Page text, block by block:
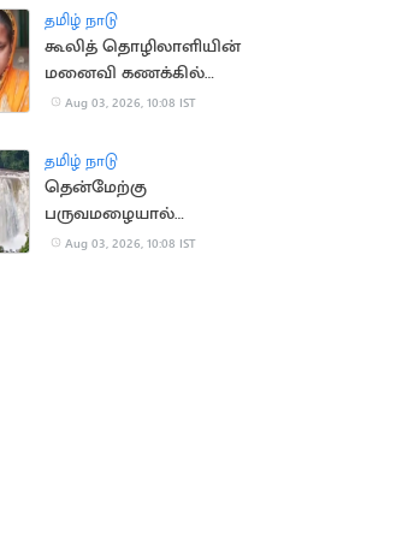
தமிழ் நாடு
கூலித் தொழிலாளியின்
மனைவி கணக்கில்
ரூ.100 கோடி வரவு:
Aug 03, 2026, 10:08 IST
தமிழ் நாடு
தென்மேற்கு
பருவமழையால்
ஆர்ப்பரித்து கொட்டும்
Aug 03, 2026, 10:08 IST